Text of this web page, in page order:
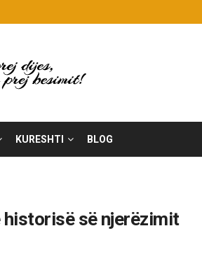
KURESHTI BLOG
historisë së njerëzimit